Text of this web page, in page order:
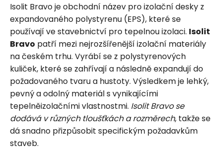
Isolit Bravo je obchodní název pro izolační desky z
expandovaného polystyrenu (EPS), které se
používají ve stavebnictví pro tepelnou izolaci. Isolit
Bravo patří mezi nejrozšířenější izolační materiály
na českém trhu. Vyrábí se z polystyrenových
kuliček, které se zahřívají a následně expandují do
požadovaného tvaru a hustoty. Výsledkem je lehký,
pevný a odolný materiál s vynikajícími
tepelněizolačními vlastnostmi. Isolit Bravo se
dodává v různých tloušťkách a rozměrech, takže se
dá snadno přizpůsobit specifickým požadavkům
staveb.